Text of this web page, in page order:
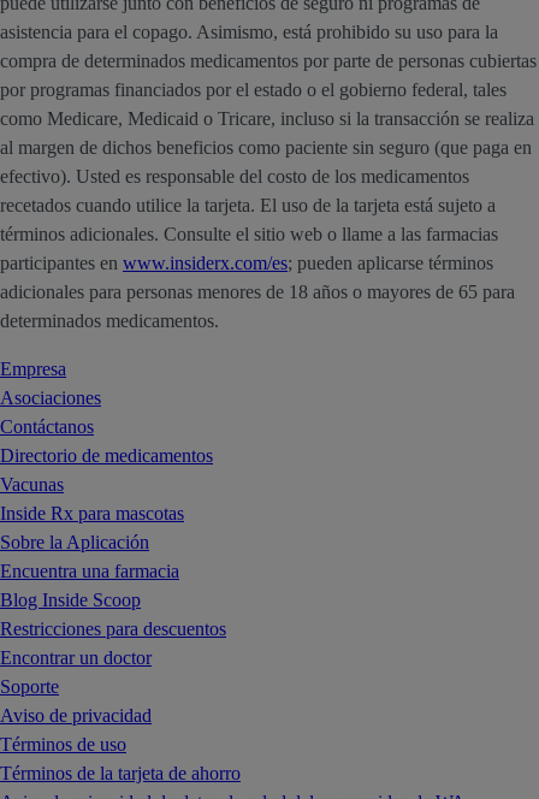
asistencia para el copago. Asimismo, está prohibido su uso para la
compra de determinados medicamentos por parte de personas cubiertas
por programas financiados por el estado o el gobierno federal, tales
como Medicare, Medicaid o Tricare, incluso si la transacción se realiza
al margen de dichos beneficios como paciente sin seguro (que paga en
efectivo). Usted es responsable del costo de los medicamentos
recetados cuando utilice la tarjeta. El uso de la tarjeta está sujeto a
términos adicionales. Consulte el sitio web o llame a las farmacias
participantes en www.insiderx.com/es; pueden aplicarse términos
adicionales para personas menores de 18 años o mayores de 65 para
determinados medicamentos.
Empresa
Asociaciones
Contáctanos
Directorio de medicamentos
Vacunas
Inside Rx para mascotas
Sobre la Aplicación
Encuentra una farmacia
Blog Inside Scoop
Restricciones para descuentos
Encontrar un doctor
Soporte
Aviso de privacidad
Términos de uso
Términos de la tarjeta de ahorro